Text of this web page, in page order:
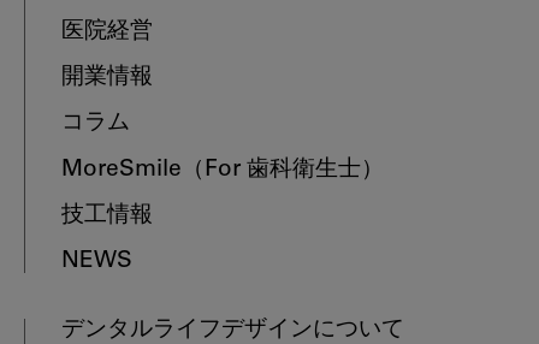
医院経営
開業情報
コラム
MoreSmile （For 歯科衛生士）
技工情報
NEWS
デンタルライフデザインについて